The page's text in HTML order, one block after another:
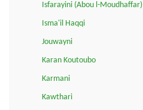
Isfarayini (Abou l-Moudhaffar)
Isma'il Haqqi
Jouwayni
Karan Koutoubo
Karmani
Kawthari